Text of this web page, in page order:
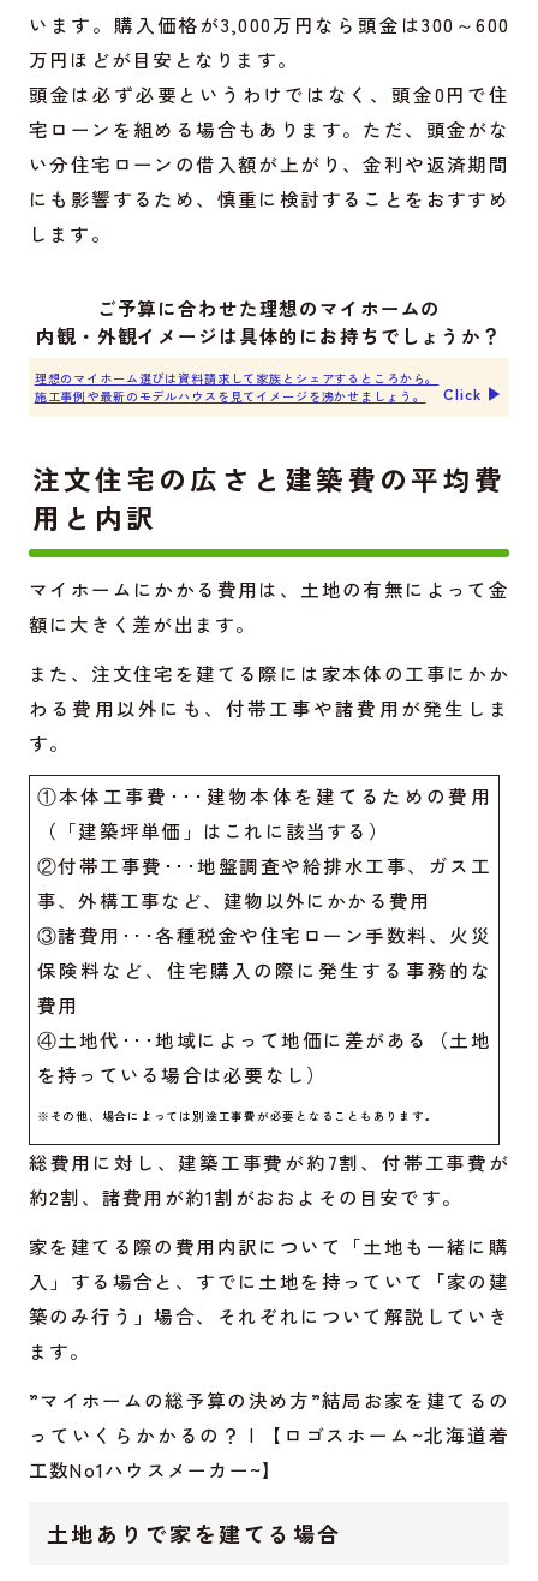
います。購入価格が3,000万円なら頭金は300～600
万円ほどが目安となります。
頭金は必ず必要というわけではなく、頭金0円で住
宅ローンを組める場合もあります。ただ、頭金がな
い分住宅ローンの借入額が上がり、金利や返済期間
にも影響するため、慎重に検討することをおすすめ
します。
ご予算に合わせた理想のマイホームの
内観・外観イメージは具体的にお持ちでしょうか？
理想のマイホーム選びは資料請求して家族とシェアするところから。
施工事例や最新のモデルハウスを見てイメージを沸かせましょう。
Click ▶︎
注文住宅の広さと建築費の平均費
用と内訳
マイホームにかかる費用は、土地の有無によって金
額に大きく差が出ます。
また、注文住宅を建てる際には家本体の工事にかか
わる費用以外にも、付帯工事や諸費用が発生しま
す。
①本体工事費･･･建物本体を建てるための費用
（「建築坪単価」はこれに該当する）
②付帯工事費･･･地盤調査や給排水工事、ガス工
事、外構工事など、建物以外にかかる費用
③諸費用･･･各種税金や住宅ローン手数料、火災
保険料など、住宅購入の際に発生する事務的な
費用
④土地代･･･地域によって地価に差がある（土地
を持っている場合は必要なし）
※その他、場合によっては別途工事費が必要となることもあります。
総費用に対し、建築工事費が約7割、付帯工事費が
約2割、諸費用が約1割がおおよその目安です。
家を建てる際の費用内訳について「土地も一緒に購
入」する場合と、すでに土地を持っていて「家の建
築のみ行う」場合、それぞれについて解説していき
ます。
”マイホームの総予算の決め方”結局お家を建てるの
っていくらかかるの？ | 【ロゴスホーム~北海道着
工数No1ハウスメーカー~】
土地ありで家を建てる場合